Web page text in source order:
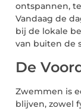
ontspannen,
Vandaag de
bij de lokale
van buiten de
De
Zwemmen is
blijven, zowel